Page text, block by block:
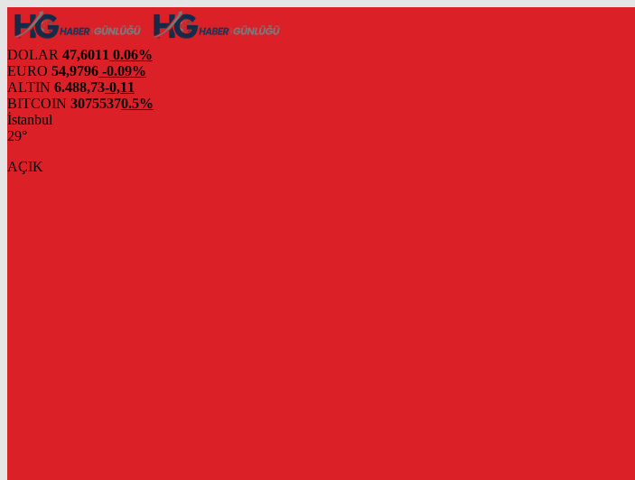
DOLAR 47,6011 0.06%
EURO 54,9796 -0.09%
ALTIN 6.488,73-0,11
BITCOIN 30755370.5%
İstanbul
29°
AÇIK